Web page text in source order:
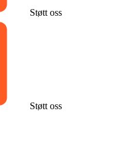
Støtt oss
Støtt oss